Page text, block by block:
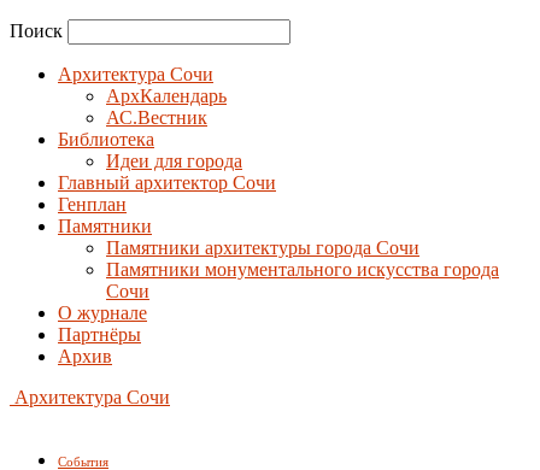
Поиск
Архитектура Сочи
АрхКалендарь
АС.Вестник
Библиотека
Идеи для города
Главный архитектор Сочи
Генплан
Памятники
Памятники архитектуры города Сочи
Памятники монументального искусства города
Сочи
О журнале
Партнёры
Архив
Архитектура Сочи
События